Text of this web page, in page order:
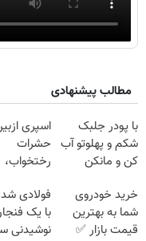
مطالب پیشنهادی
با پودر جلبک
شکم و پهلوتو آب
کن و مانکن
امشب)
اسپری
حشرات
رختخواب،
مقابله با
ساس
خرید خودروی
شما به بهترین
قیمت بازار ✅
فولادی
با یک
نوشیدنی